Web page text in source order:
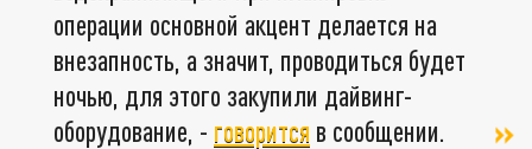
операции основной акцент делается на
внезапность, а значит, проводиться будет
ночью, для этого закупили дайвинг-
оборудование, - говорится в сообщении.